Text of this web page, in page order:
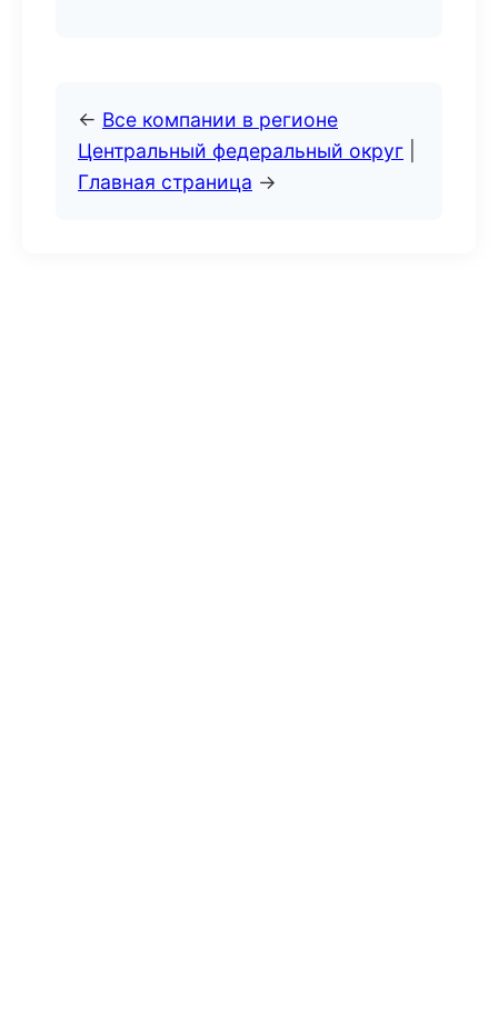
← Все компании в регионе
Центральный федеральный округ
Главная страница →